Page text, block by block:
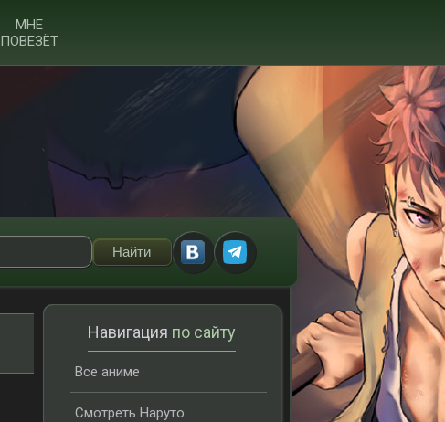
МНЕ
ПОВЕЗЁТ
Навигация по сайту
Все аниме
Смотреть Наруто